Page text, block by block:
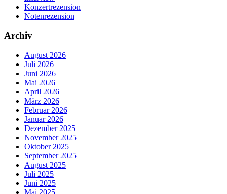
Konzertrezension
Notenrezension
Archiv
August 2026
Juli 2026
Juni 2026
Mai 2026
April 2026
März 2026
Februar 2026
Januar 2026
Dezember 2025
November 2025
Oktober 2025
September 2025
August 2025
Juli 2025
Juni 2025